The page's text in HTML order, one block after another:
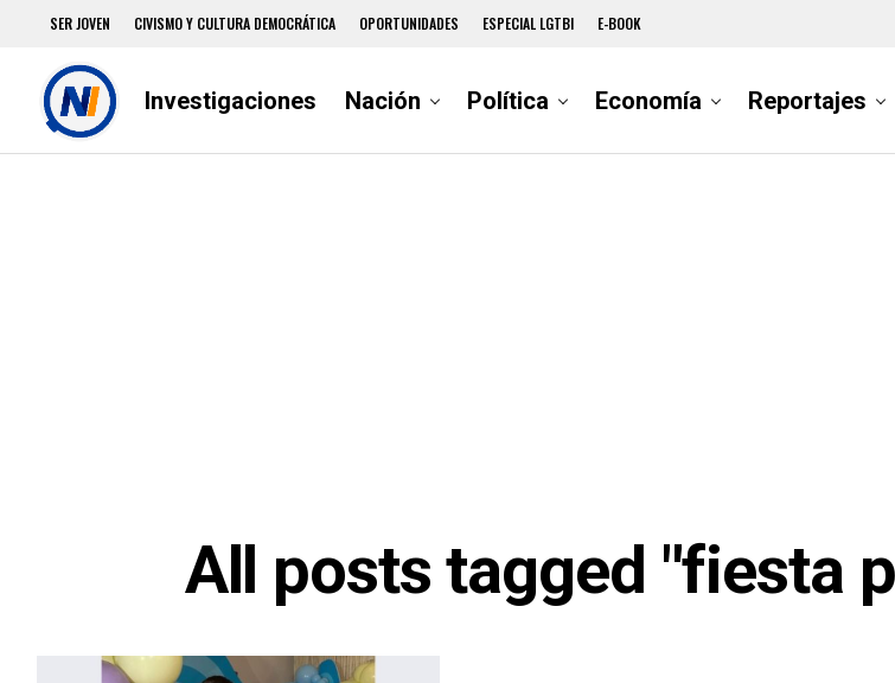
SER JOVEN CIVISMO Y CULTURA DEMOCRÁTICA OPORTUNIDADES ESPECIAL LGTBI E-BOOK
Investigaciones Nación Política Economía Reportajes
All posts tagged "fiesta